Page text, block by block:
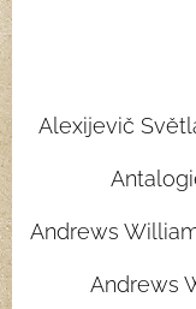
Alexijevič
Andrews
Andrews